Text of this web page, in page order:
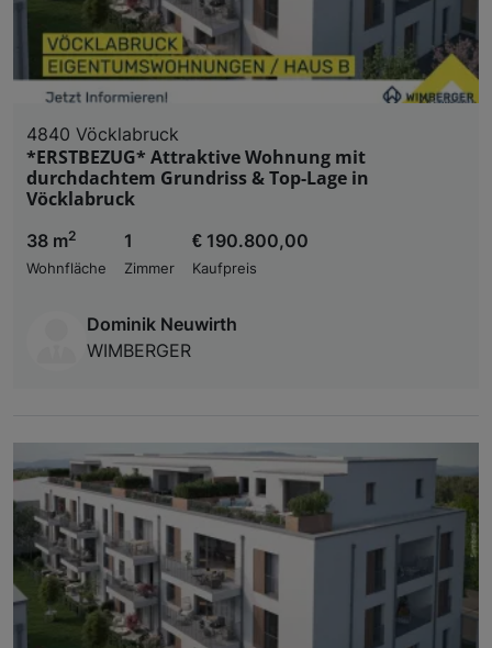
4840 Vöcklabruck
*ERSTBEZUG* Attraktive Wohnung mit
durchdachtem Grundriss & Top-Lage in
Vöcklabruck
38 m2
Wohnfläche
1
Zimmer
€ 190.800,00
Kaufpreis
Dominik Neuwirth
WIMBERGER